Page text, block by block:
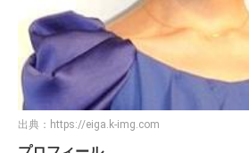
出典： https://eiga.k-img.com